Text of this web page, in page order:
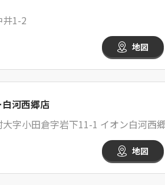
井1-2
地図
河西郷店
字小田倉字岩下11-1 イオン白河西
地図